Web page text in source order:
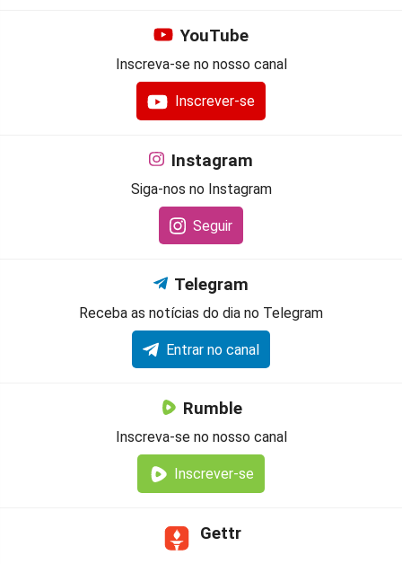
YouTube
Inscreva-se no nosso canal
Inscrever-se
Instagram
Siga-nos no Instagram
Seguir
Telegram
Receba as notícias do dia no Telegram
Entrar no canal
Rumble
Inscreva-se no nosso canal
Inscrever-se
Gettr